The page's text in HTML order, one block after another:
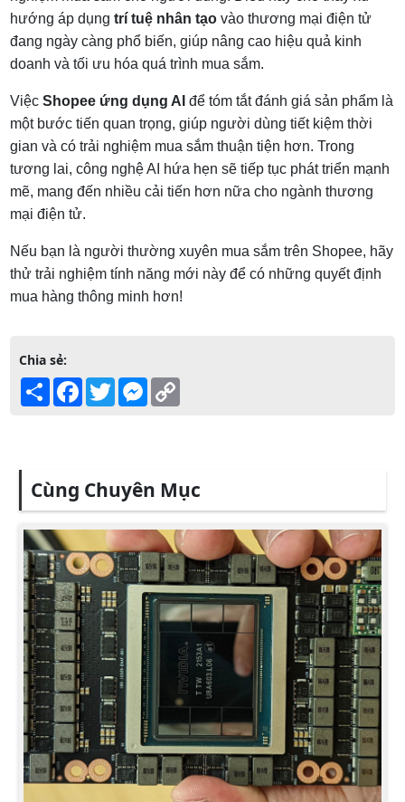
hướng áp dụngtrí tuệ nhân tạovào thương mại điện tử
đang ngày càng phổ biến, giúp nâng cao hiệu quả kinh
doanh và tối ưu hóa quá trình mua sắm.
ViệcShopee ứng dụng AI để tóm tắt đánh giá sản phẩm là
một bước tiến quan trọng, giúp người dùng tiết kiệm thời
gian và có trải nghiệm mua sắm thuận tiện hơn. Trong
tương lai, công nghệ AI hứa hẹn sẽ tiếp tục phát triển mạnh
mẽ, mang đến nhiều cải tiến hơn nữa cho ngành thương
mại điện tử.
Nếu bạn là người thường xuyên mua sắm trên Shopee, hãy
thử trải nghiệm tính năng mới này để có những quyết định
mua hàng thông minh hơn!
Chia sẻ:
Share Facebook
TwitterMessenger
Cùng Chuyên Mục